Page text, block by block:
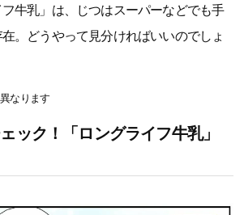
牛乳」は、じつはスーパーなどでも手
。どうやって見分ければいいのでしょ
なります
ック！「ロングライフ牛乳」